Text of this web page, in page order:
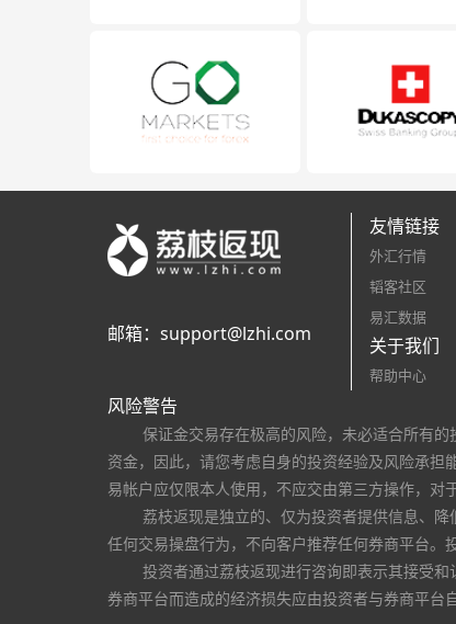
邮箱： support@lzhi.com
友情链接
外汇行情
韬客社区
易汇数据
关于我们
帮助中心
风险警告
保证金交易存在极高的风险，未必适合所有
资金，因此，请您考虑自身的投资经验及风险承
易帐户应仅限本人使用，不应交由第三方操作，对
荔枝返现是独立的、仅为投资者提供信息、
任何交易操盘行为，不向客户推荐任何券商平台。
投资者通过荔枝返现进行咨询即表示其接受
券商平台而造成的经济损失应由投资者与券商平台